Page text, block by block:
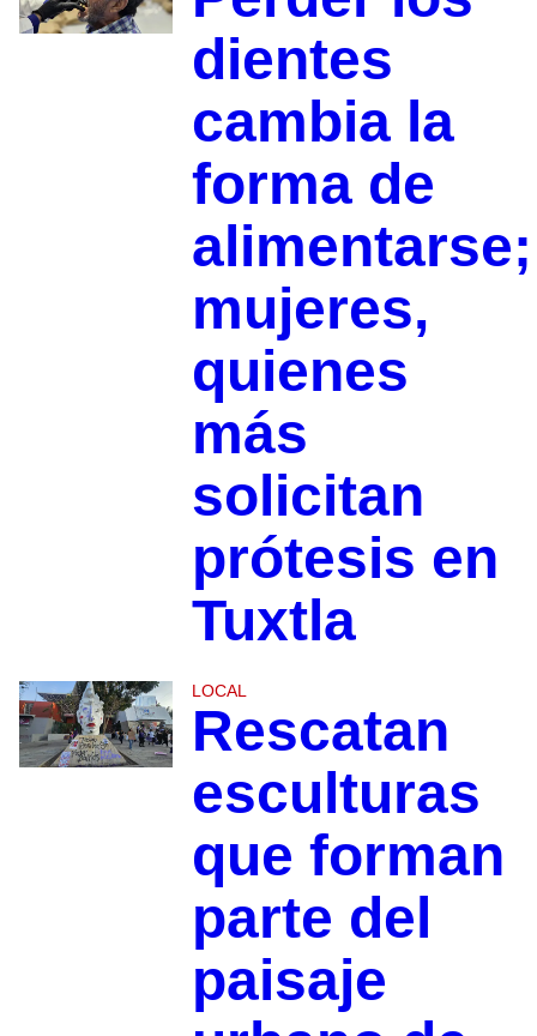
dientes
cambia la
forma de
alimentarse;
mujeres,
quienes
más
solicitan
prótesis en
Tuxtla
LOCAL
Rescatan
esculturas
que forman
parte del
paisaje